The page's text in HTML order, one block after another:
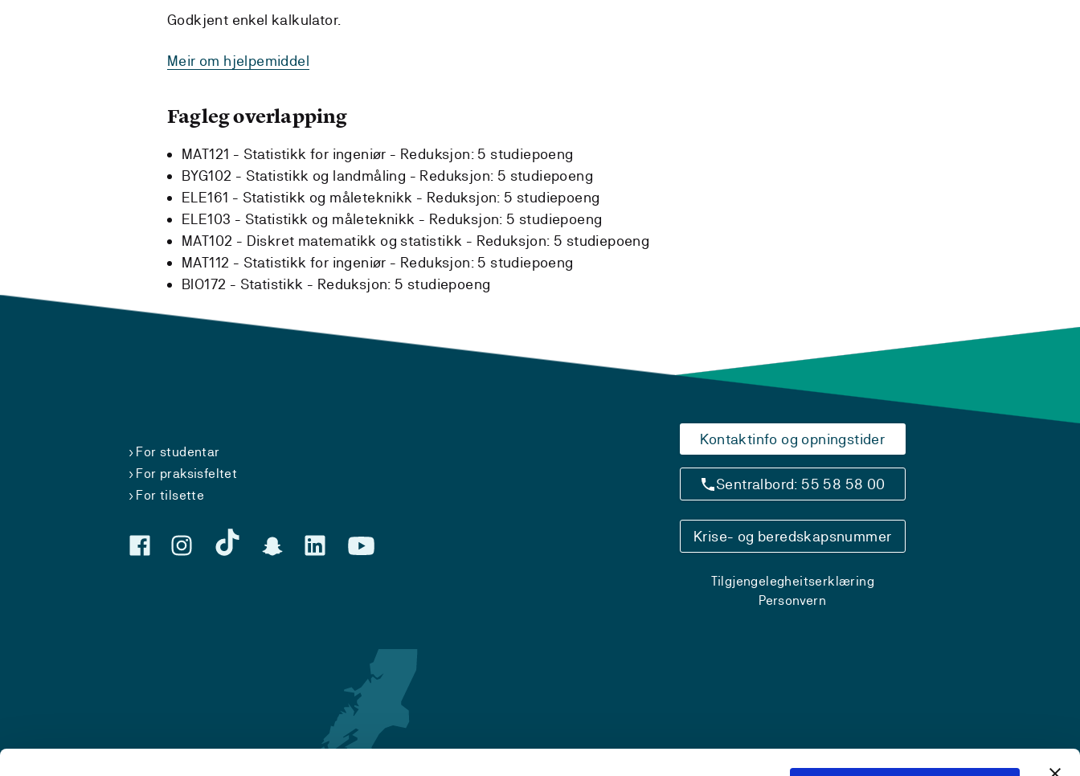
Godkjent enkel kalkulator.
Meir om hjelpemiddel
Fagleg overlapping
MAT121 - Statistikk for ingeniør - Reduksjon: 5 studiepoeng
BYG102 - Statistikk og landmåling - Reduksjon: 5 studiepoeng
ELE161 - Statistikk og måleteknikk - Reduksjon: 5 studiepoeng
ELE103 - Statistikk og måleteknikk - Reduksjon: 5 studiepoeng
MAT102 - Diskret matematikk og statistikk - Reduksjon: 5 studiepoeng
MAT112 - Statistikk for ingeniør - Reduksjon: 5 studiepoeng
BIO172 - Statistikk - Reduksjon: 5 studiepoeng
For studentar
For praksisfeltet
For tilsette
Kontaktinfo og opningstider
Sentralbord: 55 58 58 00
Krise- og beredskapsnummer
Tilgjengelegheitserklæring
Personvern